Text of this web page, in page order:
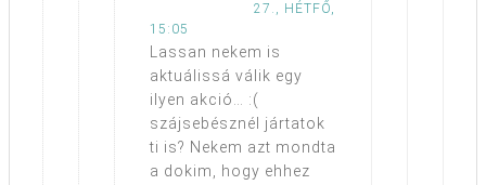
27., HÉTFŐ,
15:05
Lassan nekem is
aktuálissá válik egy
ilyen akció… :(
szájsebésznél jártatok
ti is? Nekem azt mondta
a dokim, hogy ehhez